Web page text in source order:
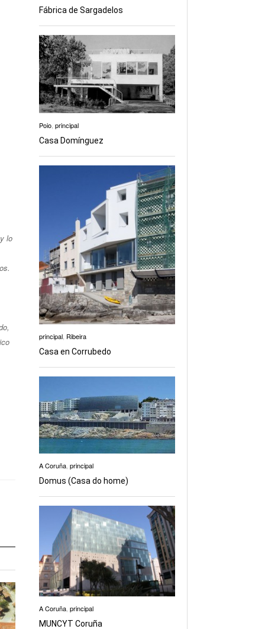
lo
Fábrica de Sargadelos
Poio principal
Casa Domínguez
principal, Ribeira
Casa en Corrubedo
A Coruña, principal
Domus (Casa do home)
A Coruña principal
MUNCYT Coruña